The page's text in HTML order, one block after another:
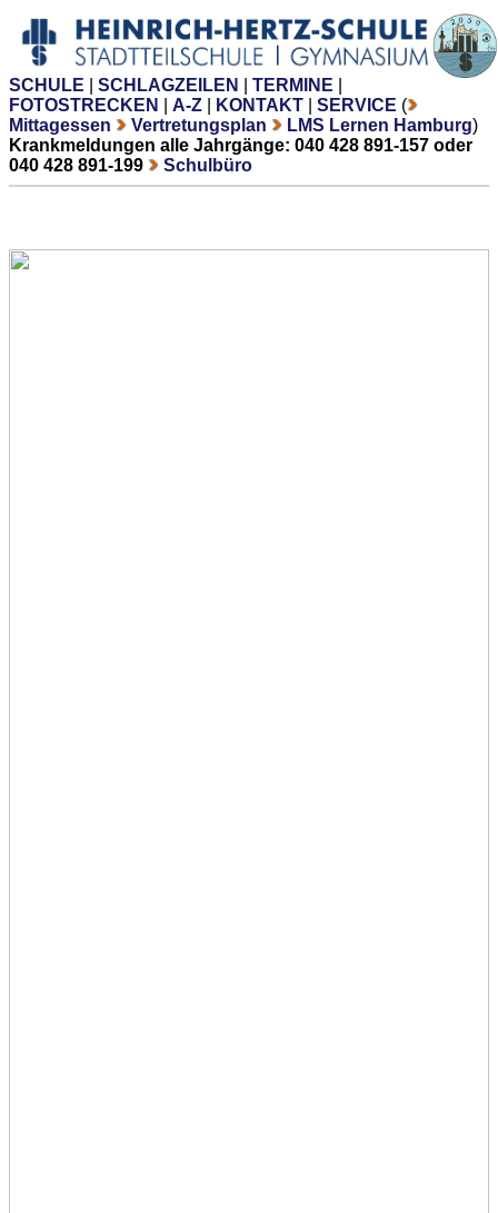
SCHULE SCHLAGZEILEN TERMINE
FOTOSTRECKEN
A-Z KONTAKT SERVICE (
Mittagessen
Vertretungsplan LMS Lernen Hamburg)
Krankmeldungen alle Jahrgänge: 040 428 891-157 oder
040 428 891-199
Schulbüro